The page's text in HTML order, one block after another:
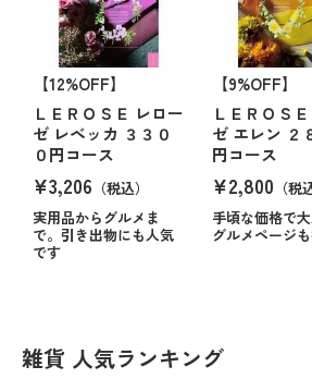
【12%OFF】
ＬＥＲＯＳＥ レロー
ゼ レベッカ ３３０
０円コース
¥3,206 （税込）
実用品からグルメま
で。引き出物にも人気
です
【9%OFF】
ＬＥＲＯＳ
ゼ エレン ２
円コース
¥2,800 （税
手頃な価格で大
グルメページも
雑貨 人気ランキング